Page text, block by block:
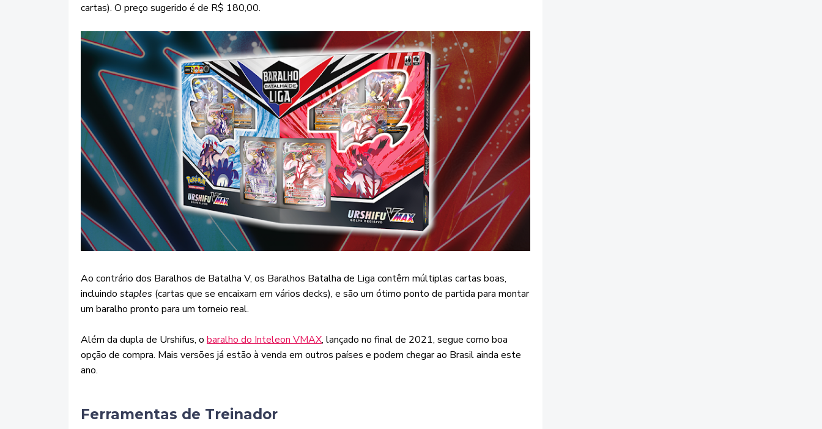
cartas). O preço sugerido é de R$ 180,00.
Ao contrário dos Baralhos de Batalha V, os Baralhos Batalha de Liga contêm múltiplas cartas boas,
incluindo staples (cartas que se encaixam em vários decks), e são um ótimo ponto de partida para montar
um baralho pronto para um torneio real.
Além da dupla de Urshifus, o baralho do Inteleon VMAX, lançado no final de 2021, segue como boa
opção de compra. Mais versões já estão à venda em outros países e podem chegar ao Brasil ainda este
ano.
Ferramentas de Treinador